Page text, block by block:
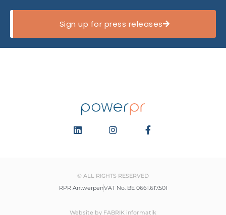
Sign up for press releases
© ALL RIGHTS RESERVED
RPR AntwerpenVAT No. BE 0661.617.501
Website by FABRIK informatik